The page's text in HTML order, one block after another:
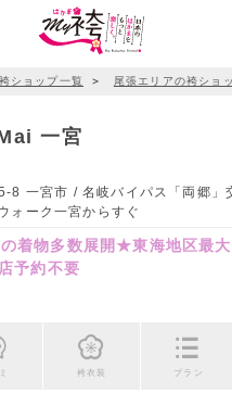
ショップ一覧 ＞ 尾張エリアの袴ショ
一宮
8 一宮市 / 名岐バイパス「両郷」
ォーク一宮からすぐ
着物多数展開★東海地区最
予約不要
袴衣装 プラン